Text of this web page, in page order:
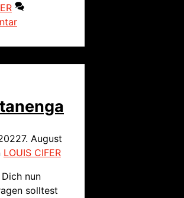
7. August
LOUIS CIFER
nun
solltest